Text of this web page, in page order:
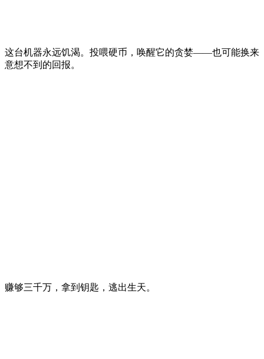
这台机器永远饥渴。投喂硬币，唤醒它的贪婪——也可能换来
意想不到的回报。
赚够三千万，拿到钥匙，逃出生天。